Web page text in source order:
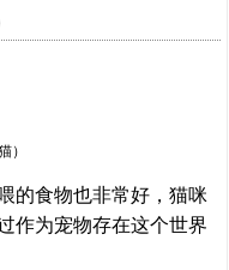
）
的食物也非常好，猫咪
作为宠物存在这个世界